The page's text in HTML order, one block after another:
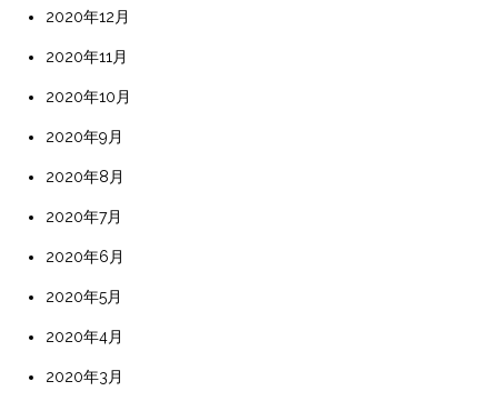
2020年12月
2020年11月
2020年10月
2020年9月
2020年8月
2020年7月
2020年6月
2020年5月
2020年4月
2020年3月